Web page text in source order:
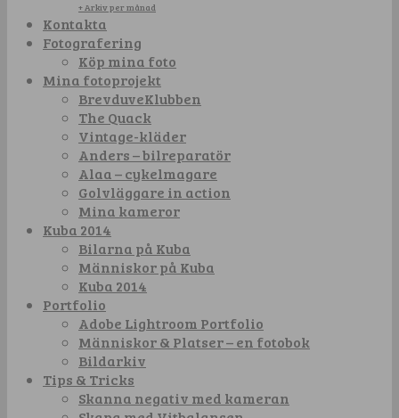
+ Arkiv per månad
Kontakta
Fotografering
Köp mina foto
Mina fotoprojekt
BrevduveKlubben
The Quack
Vintage-kläder
Anders – bilreparatör
Alaa – cykelmagare
Golvläggare in action
Mina kameror
Kuba 2014
Bilarna på Kuba
Människor på Kuba
Kuba 2014
Portfolio
Adobe Lightroom Portfolio
Människor & Platser – en fotobok
Bildarkiv
Tips & Tricks
Skanna negativ med kameran